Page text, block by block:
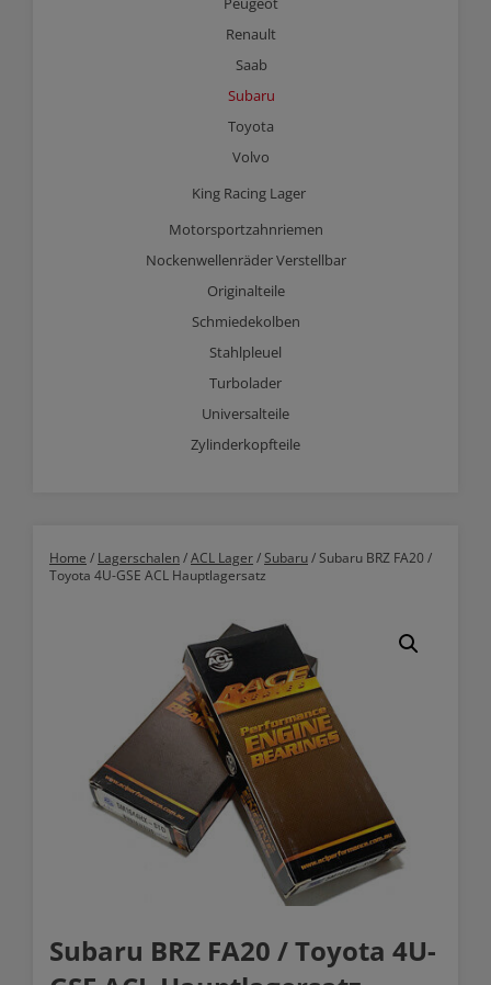
Renault
Saab
Subaru
Toyota
Volvo
King Racing Lager
Motorsportzahnriemen
Nockenwellenräder Verstellbar
Originalteile
Schmiedekolben
Stahlpleuel
Turbolader
Universalteile
Zylinderkopfteile
Home / Lagerschalen/ACL Lager/Subaru/ Subaru BRZ FA20 /
Toyota 4U-GSE ACL Hauptlagersatz
Subaru BRZ FA20 / Toyota 4U-